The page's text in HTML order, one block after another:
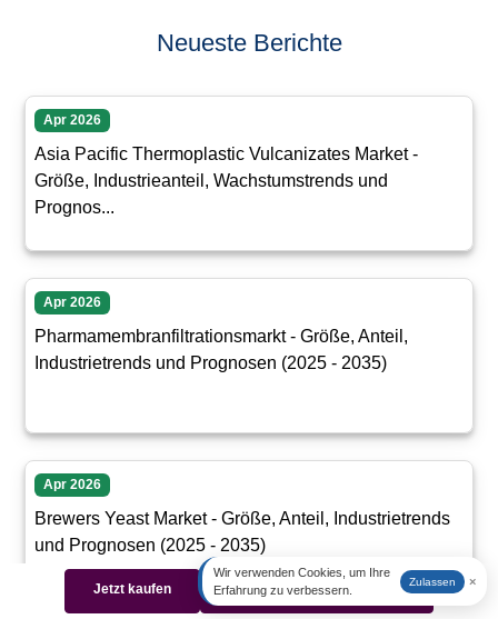
Neueste Berichte
Apr 2026
Asia Pacific Thermoplastic Vulcanizates Market -
Größe, Industrieanteil, Wachstumstrends und
Prognos...
Apr 2026
Pharmamembranfiltrationsmarkt - Größe, Anteil,
Industrietrends und Prognosen (2025 - 2035)
Apr 2026
Brewers Yeast Market - Größe, Anteil, Industrietrends
und Prognosen (2025 - 2035)
Jetzt kaufen Beispiel herunterladen
Wir verwenden Cookies, um Ihre
Erfahrung zu verbessern.
Zulassen ×